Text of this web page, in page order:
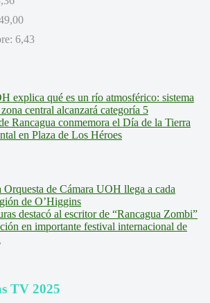
6,43
explica qué es un río atmosférico: sistema
central alcanzará categoría 5
Rancagua conmemora el Día de la Tierra
en Plaza de Los Héroes
Orquesta de Cámara UOH llega a cada
de O’Higgins
destacó al escritor de “Rancagua Zombi”
en importante festival internacional de
TV 2025